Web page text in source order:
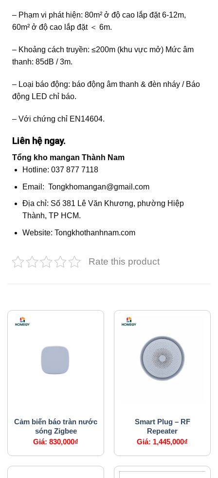
– Phạm vi phát hiện: 80m² ở độ cao lắp đặt 6-12m,
60m² ở độ cao lắp đặt ＜ 6m.
– Khoảng cách truyền: ≤200m (khu vực mở) Mức âm
thanh: 85dB / 3m.
– Loại báo động: báo động âm thanh & đèn nháy / Báo
động LED chỉ báo.
– Với chứng chỉ EN14604.
Liên hệ ngay.
Tổng kho mangan Thành Nam
Hotline: 037 877 7118
Email: Tongkhomangan@gmail.com
Địa chỉ: Số 381 Lê Văn Khương, phường Hiệp
Thành, TP HCM.
Website: Tongkhothanhnam.com
Rate this product
Cảm biến báo tràn nước
sóng Zigbee
Giá:830,000₫
Smart Plug – RF
Repeater
Giá: 1,445,000₫